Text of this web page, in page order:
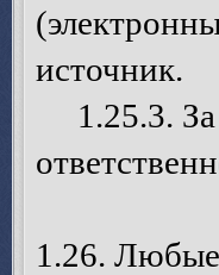
источник.
1.25.3. За
1.26. Любые